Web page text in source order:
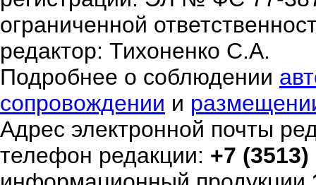
ограниченной
редактор: Тихоненко С.А.
Подробнее о соблюдении
сопровождении и
Адрес электронной почты
телефон редакции: +7